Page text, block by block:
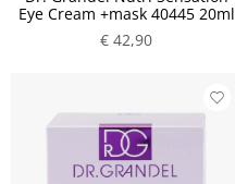
Eye Cream +mask 40445 20ml
€ 42,90